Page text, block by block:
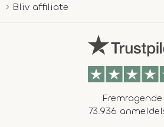
Bliv affiliate
Fremragende
73.936